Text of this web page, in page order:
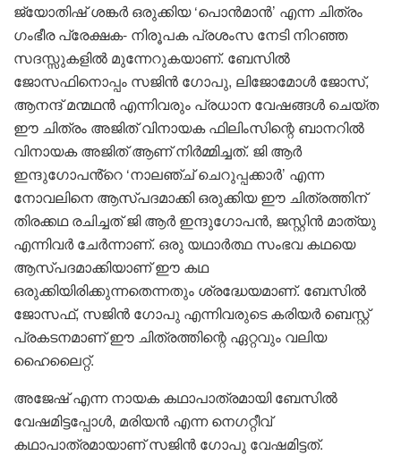
ജ്യോതിഷ് ശങ്കർ ഒരുക്കിയ ‘പൊൻമാൻ’ എന്ന ചിത്രം
ഗംഭീര പ്രേക്ഷക- നിരൂപക പ്രശംസ നേടി നിറഞ്ഞ
സദസ്സുകളിൽ മുന്നേറുകയാണ്. ബേസിൽ
ജോസഫിനൊപ്പം സജിൻ ഗോപു, ലിജോമോൾ ജോസ്,
ആനന്ദ് മന്മഥൻ എന്നിവരും പ്രധാന വേഷങ്ങൾ ചെയ്ത
ഈ ചിത്രം അജിത് വിനായക ഫിലിംസിന്റെ ബാനറിൽ
വിനായക അജിത് ആണ് നിർമ്മിച്ചത്. ജി ആർ
ഇന്ദുഗോപൻ്റെ ‘നാലഞ്ച് ചെറുപ്പക്കാർ’ എന്ന
നോവലിനെ ആസ്പദമാക്കി ഒരുക്കിയ ഈ ചിത്രത്തിന്
തിരക്കഥ രചിച്ചത് ജി ആർ ഇന്ദുഗോപൻ, ജസ്റ്റിൻ മാത്യു
എന്നിവർ ചേർന്നാണ്. ഒരു യഥാർത്ഥ സംഭവ കഥയെ
ആസ്പദമാക്കിയാണ് ഈ കഥ
ഒരുക്കിയിരിക്കുന്നതെന്നതും ശ്രദ്ധേയമാണ്. ബേസിൽ
ജോസഫ്, സജിൻ ഗോപു എന്നിവരുടെ കരിയർ ബെസ്റ്റ്
പ്രകടനമാണ് ഈ ചിത്രത്തിന്റെ ഏറ്റവും വലിയ
ഹൈലൈറ്റ്.
അജേഷ് എന്ന നായക കഥാപാത്രമായി ബേസിൽ
വേഷമിട്ടപ്പോൾ, മരിയൻ എന്ന നെഗറ്റീവ്
കഥാപാത്രമായാണ് സജിൻ ഗോപു വേഷമിട്ടത്.